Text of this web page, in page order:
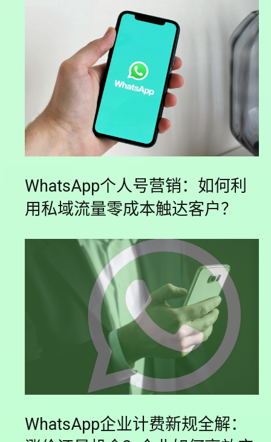
WhatsApp个人号营销：如何利
用私域流量零成本触达客户？
WhatsApp企业计费新规全解：